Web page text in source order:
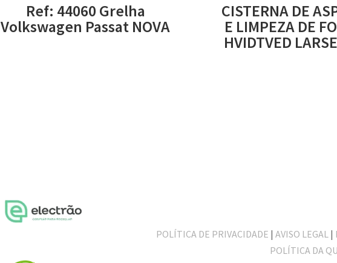
Ref: 44060 Grelha
Volkswagen Passat NOVA
CISTERNA DE
E LIMPEZA DE
HVIDTVED
POLÍTICA DE PRIVACIDADE | AVISO LEGAL |
POLÍTICA DA